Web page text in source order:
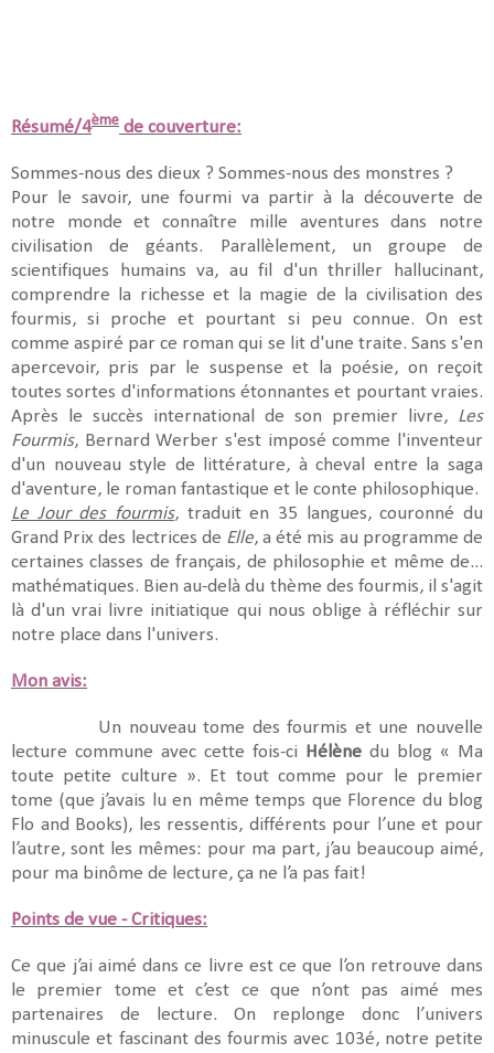
Résumé/4ème de couverture:
Sommes-nous des dieux ? Sommes-nous des monstres ?
Pour le savoir, une fourmi va partir à la découverte de
notre monde et connaître mille aventures dans notre
civilisation de géants. Parallèlement, un groupe de
scientifiques humains va, au fil d'un thriller hallucinant,
comprendre la richesse et la magie de la civilisation des
fourmis, si proche et pourtant si peu connue. On est
comme aspiré par ce roman qui se lit d'une traite. Sans s'en
apercevoir, pris par le suspense et la poésie, on reçoit
toutes sortes d'informations étonnantes et pourtant vraies.
Après le succès international de son premier livre, Les
Fourmis, Bernard Werber s'est imposé comme l'inventeur
d'un nouveau style de littérature, à cheval entre la saga
d'aventure, le roman fantastique et le conte philosophique.
Le Jour des fourmis, traduit en 35 langues, couronné du
Grand Prix des lectrices de Elle, a été mis au programme de
certaines classes de français, de philosophie et même de...
mathématiques. Bien au-delà du thème des fourmis, il s'agit
là d'un vrai livre initiatique qui nous oblige à réfléchir sur
notre place dans l'univers.
Mon avis:
Un nouveau tome des fourmis et une nouvelle
lecture commune avec cette fois-ci
Hélène du blog « Ma
toute petite culture ». Et tout comme pour le premier
tome (que j’avais lu en même temps que Florence du blog
Flo and Books), les ressentis, différents pour l’une et pour
l’autre, sont les mêmes: pour ma part, j’au beaucoup aimé,
pour ma binôme de lecture, ça ne l’a pas fait!
Points de vue - Critiques:
Ce que j’ai aimé dans ce livre est ce que l’on retrouve dans
le premier tome et c’est ce que n’ont pas aimé mes
partenaires de lecture. On replonge donc l’univers
minuscule et fascinant des fourmis avec 103é, notre petite